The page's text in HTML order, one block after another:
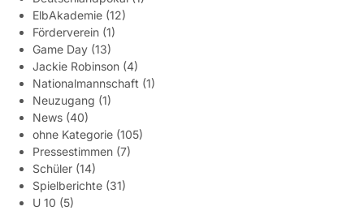
ElbAkademie (12)
Förderverein (1)
Game Day (13)
Jackie Robinson (4)
Nationalmannschaft (1)
Neuzugang (1)
News (40)
ohne Kategorie (105)
Pressestimmen (7)
Schüler (14)
Spielberichte (31)
U 10 (5)